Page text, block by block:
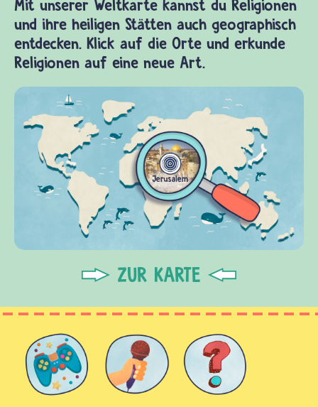
Mit unserer Weltkarte kannst du Religionen
und ihre heiligen Stätten auch geographisch
entdecken. Klick auf die Orte und erkunde
Religionen auf eine neue Art.
ZUR KARTE